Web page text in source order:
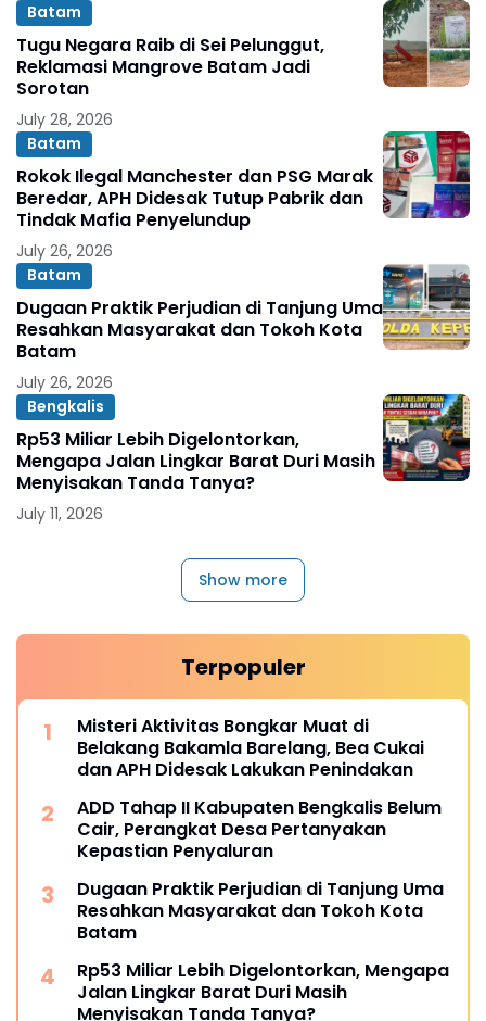
Batam
Tugu Negara Raib di Sei Pelunggut,
Reklamasi Mangrove Batam Jadi
Sorotan
July 28, 2026
Batam
Rokok Ilegal Manchester dan PSG Marak
Beredar, APH Didesak Tutup Pabrik dan
Tindak Mafia Penyelundup
July 26, 2026
Batam
Dugaan Praktik Perjudian di Tanjung Uma
Resahkan Masyarakat dan Tokoh Kota
Batam
July 26, 2026
Bengkalis
Rp53 Miliar Lebih Digelontorkan,
Mengapa Jalan Lingkar Barat Duri Masih
Menyisakan Tanda Tanya?
July 11, 2026
Show more
Terpopuler
Misteri Aktivitas Bongkar Muat di
Belakang Bakamla Barelang, Bea Cukai
dan APH Didesak Lakukan Penindakan
ADD Tahap II Kabupaten Bengkalis Belum
Cair, Perangkat Desa Pertanyakan
Kepastian Penyaluran
Dugaan Praktik Perjudian di Tanjung Uma
Resahkan Masyarakat dan Tokoh Kota
Batam
Rp53 Miliar Lebih Digelontorkan, Mengapa
Jalan Lingkar Barat Duri Masih
Menyisakan Tanda Tanya?